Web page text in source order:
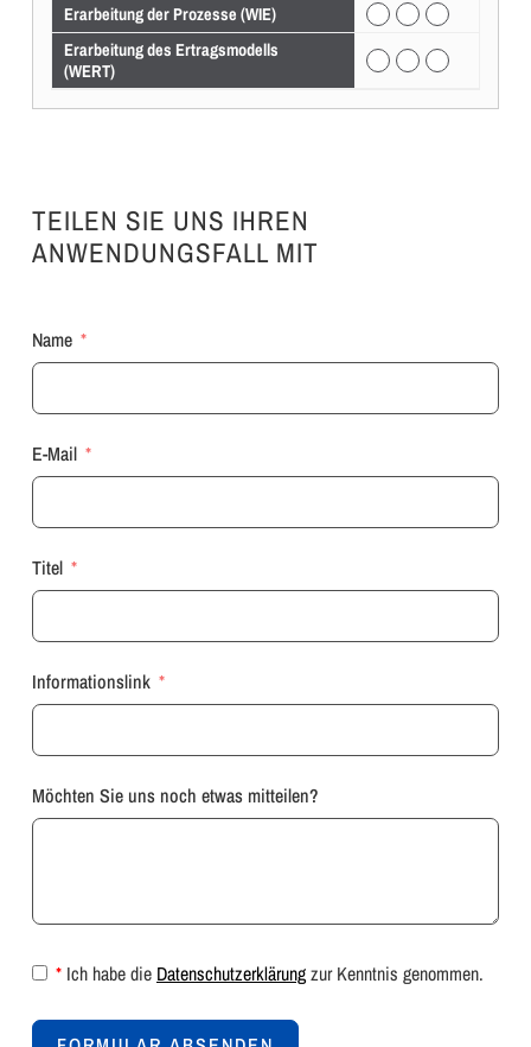
Erarbeitung der Prozesse (WIE)
Erarbeitung des Ertragsmodells
(WERT)
TEILEN SIE UNS IHREN
ANWENDUNGSFALL MIT
Name
E-Mail
Titel
Informationslink
Möchten Sie uns noch etwas mitteilen?
* Ich habe die Datenschutzerklärungzur Kenntnis genommen.